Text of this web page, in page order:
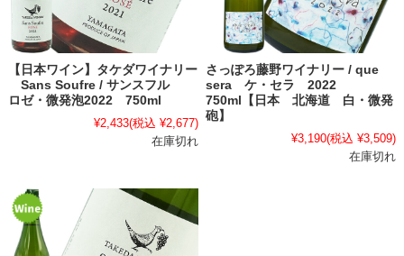
【日本ワイン】タケダワイナリー
Sans Soufre / サンスフル
ロゼ・微発泡2022 750ml
¥2,433(税込 ¥2,677)
在庫切れ
さっぽろ藤野ワイナリー / que
sera ケ・セラ 2022
750ml【日本 北海道 白・微発
砲】
¥3,190(税込 ¥3,509)
在庫切れ